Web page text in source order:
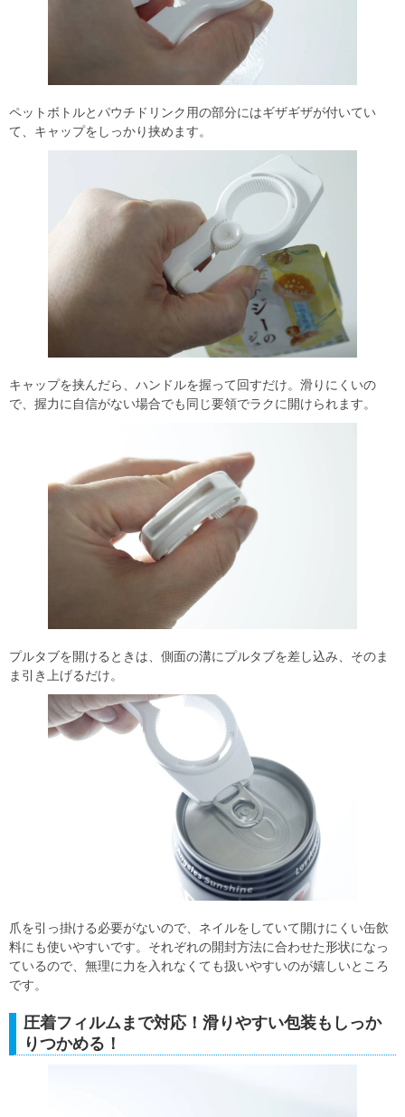
ペットボトルとパウチドリンク用の部分にはギザギザが付いてい
て、キャップをしっかり挟めます。
キャップを挟んだら、ハンドルを握って回すだけ。滑りにくいの
で、握力に自信がない場合でも同じ要領でラクに開けられます。
プルタブを開けるときは、側面の溝にプルタブを差し込み、そのま
ま引き上げるだけ。
爪を引っ掛ける必要がないので、ネイルをしていて開けにくい缶飲
料にも使いやすいです。それぞれの開封方法に合わせた形状になっ
ているので、無理に力を入れなくても扱いやすいのが嬉しいところ
です。
圧着フィルムまで対応！滑りやすい包装もしっか
りつかめる！